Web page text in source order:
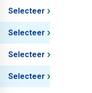
Selecteer
Selecteer
Selecteer
Selecteer